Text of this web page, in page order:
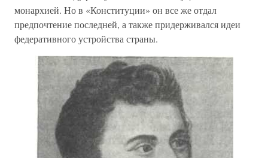
монархией. Но в «Конституции» он все же отдал
предпочтение последней, а также придерживался идеи
федеративного устройства страны.